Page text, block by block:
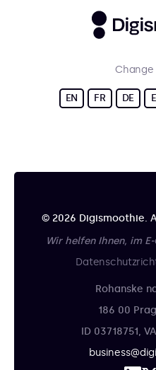
Change
EN FR DE
© 2026 Digismoothie.
Wir helfen Ihnen, im
Rohanske
186 00
ID 03718751,